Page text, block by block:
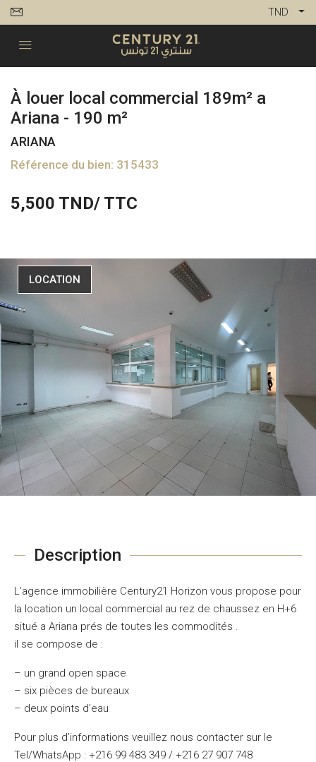
TND
À louer local commercial 189m² a
Ariana - 190 m²
ARIANA
Référence du bien: 315433
5,500 TND/ TTC
LOCATION
Description
L’agence immobilière Century21 Horizon vous propose pour
la location un local commercial au rez de chaussez en H+6
situé a Ariana prés de toutes les commodités .
il se compose de :
– un grand open space
– six pièces de bureaux
– deux points d’eau
Pour plus d’informations veuillez nous contacter sur le
Tel/WhatsApp : +216 99 483 349 / +216 27 907 748